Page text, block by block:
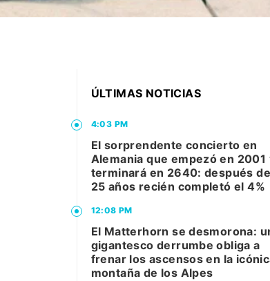
ÚLTIMAS NOTICIAS
4:03 PM
El sorprendente concierto en
Alemania que empezó en 2001
terminará en 2640: después de
25 años recién completó el 4%
12:08 PM
El Matterhorn se desmorona:
gigantesco derrumbe obliga a
frenar los ascensos en la
montaña de los Alpes